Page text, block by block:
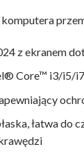
z ekranem
Core™ i3/i5/i7
łatwa do